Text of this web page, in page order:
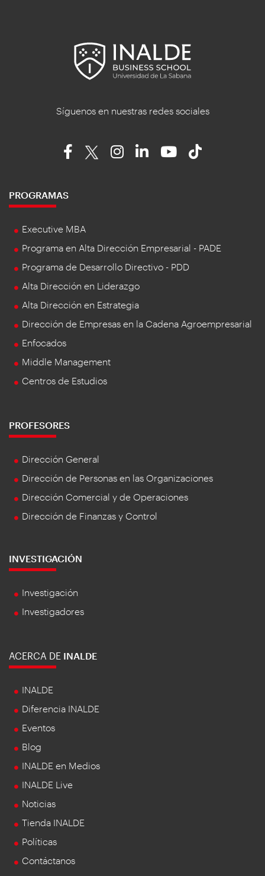
Síguenos en nuestras redes sociales
PROGRAMAS
Executive MBA
Programa en Alta Dirección Empresarial - PADE
Programa de Desarrollo Directivo - PDD
Alta Dirección en Liderazgo
Alta Dirección en Estrategia
Dirección de Empresas en la Cadena Agroempresarial
Enfocados
Middle Management
Centros de Estudios
PROFESORES
Dirección General
Dirección de Personas en las Organizaciones
Dirección Comercial y de Operaciones
Dirección de Finanzas y Control
INVESTIGACIÓN
Investigación
Investigadores
ACERCA DE INALDE
INALDE
Diferencia INALDE
Eventos
Blog
INALDE en Medios
INALDE Live
Noticias
Tienda INALDE
Políticas
Contáctanos